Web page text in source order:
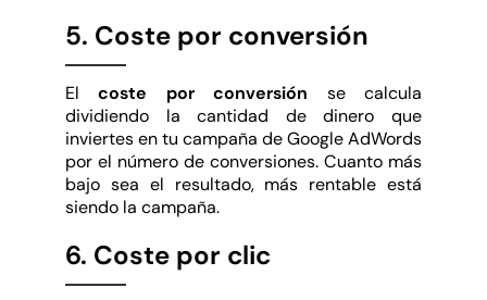
5. Coste por conversión
Elcoste por conversión se calcula
dividiendo la cantidad de dinero que
inviertes en tu campaña de Google AdWords
por el número de conversiones. Cuanto más
bajo sea el resultado, más rentable está
siendo la campaña.
6. Coste por clic